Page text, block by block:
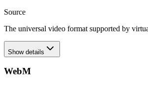
Source
The universal video format supported by
Show details
WebM